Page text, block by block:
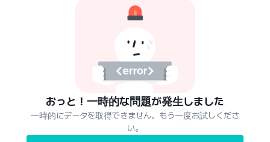
おっと！一時的な問題が発生しました
一時的にデータを取得できません。もう一度お試しくださ
い。